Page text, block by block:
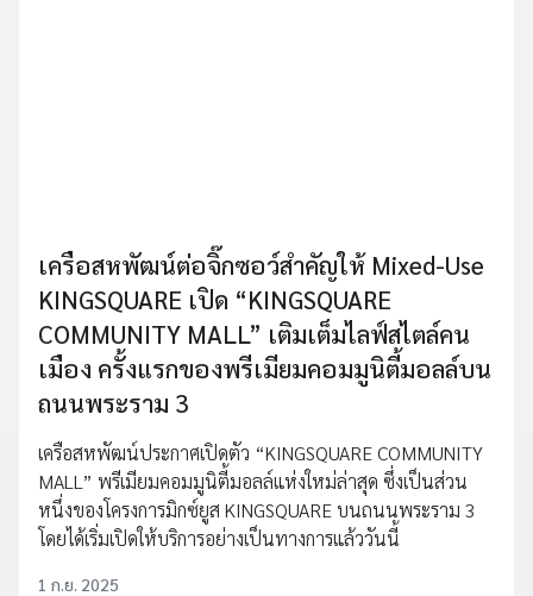
เครือสหพัฒน์ต่อจิ๊กซอว์สำคัญให้ Mixed-Use
KINGSQUARE เปิด “KINGSQUARE
COMMUNITY MALL” เติมเต็มไลฟ์สไตล์คน
เมือง ครั้งแรกของพรีเมียมคอมมูนิตี้มอลล์บน
ถนนพระราม 3
เครือสหพัฒน์ประกาศเปิดตัว “KINGSQUARE COMMUNITY
MALL” พรีเมียมคอมมูนิตี้มอลล์แห่งใหม่ล่าสุด ซึ่งเป็นส่วน
หนึ่งของโครงการมิกซ์ยูส KINGSQUARE บนถนนพระราม 3
โดยได้เริ่มเปิดให้บริการอย่างเป็นทางการแล้ววันนี้
1 ก.ย. 2025